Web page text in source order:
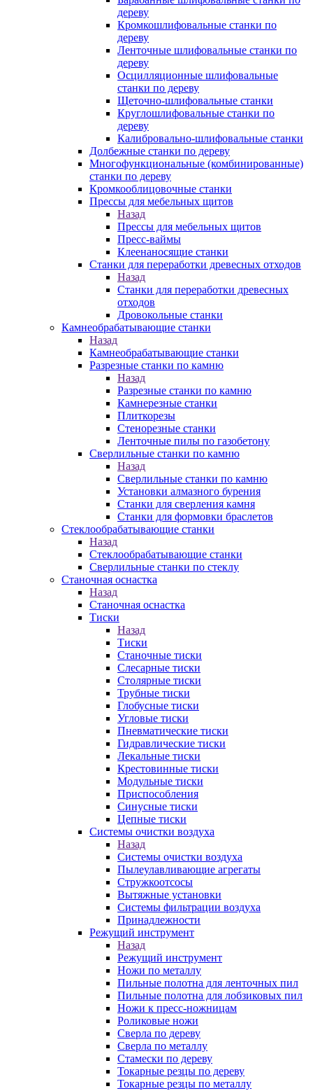
дереву
Кромкошлифовальные станки по
дереву
Ленточные шлифовальные станки по
дереву
Осцилляционные шлифовальные
станки по дереву
Щеточно-шлифовальные станки
Круглошлифовальные станки по
дереву
Калибровально-шлифовальные станки
Долбежные станки по дереву
Многофункциональные (комбинированные)
станки по дереву
Кромкооблицовочные станки
Прессы для мебельных щитов
Назад
Прессы для мебельных щитов
Пресс-ваймы
Клеенаносящие станки
Станки для переработки древесных отходов
Назад
Станки для переработки древесных
отходов
Дровокольные станки
Камнеобрабатывающие станки
Назад
Камнеобрабатывающие станки
Разрезные станки по камню
Назад
Разрезные станки по камню
Камнерезные станки
Плиткорезы
Стенорезные станки
Ленточные пилы по газобетону
Сверлильные станки по камню
Назад
Сверлильные станки по камню
Установки алмазного бурения
Станки для сверления камня
Станки для формовки браслетов
Стеклообрабатывающие станки
Назад
Стеклообрабатывающие станки
Сверлильные станки по стеклу
Станочная оснастка
Назад
Станочная оснастка
Тиски
Назад
Тиски
Станочные тиски
Слесарные тиски
Столярные тиски
Трубные тиски
Глобусные тиски
Угловые тиски
Пневматические тиски
Гидравлические тиски
Лекальные тиски
Крестовинные тиски
Модульные тиски
Приспособления
Синусные тиски
Цепные тиски
Системы очистки воздуха
Назад
Системы очистки воздуха
Пылеулавливающие агрегаты
Стружкоотсосы
Вытяжные установки
Системы фильтрации воздуха
Принадлежности
Режущий инструмент
Назад
Режущий инструмент
Ножи по металлу
Пильные полотна для ленточных пил
Пильные полотна для лобзиковых пил
Ножи к пресс-ножницам
Роликовые ножи
Сверла по дереву
Сверла по металлу
Стамески по дереву
Токарные резцы по дереву
Токарные резцы по металлу